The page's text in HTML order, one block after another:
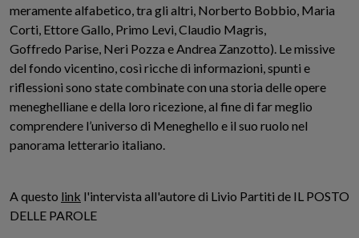
meramente alfabetico, tra gli altri, Norberto Bobbio, Maria
Corti, Ettore Gallo, Primo Levi, Claudio Magris,
Goffredo Parise, Neri Pozza e Andrea Zanzotto). Le missive
del fondo vicentino, così ricche di informazioni, spunti e
riflessioni sono state combinate con una storia delle opere
meneghelliane e della loro ricezione, al fine di far meglio
comprendere l’universo di Meneghello e il suo ruolo nel
panorama letterario italiano.
A questo link l'intervista all'autore di Livio Partiti de IL POSTO
DELLE PAROLE